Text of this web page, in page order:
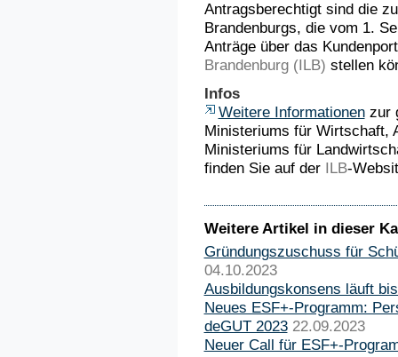
Antragsberechtigt sind die
Brandenburgs, die vom 1.
Anträge über das
Brandenburg (ILB) stellen
Infos
Weitere Informationenzur
Ministeriums für Wirtschaft,
Ministeriums für
finden Sie auf der ILB-
Weitere Artikel in dieser
Gründungszuschuss für
04.10.2023
Ausbildungskonsens läuft
Neues ESF+-Programm:
deGUT 2023 22.09.2023
Neuer Call für ESF+-